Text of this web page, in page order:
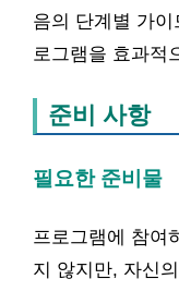
음의 단계별 가이
로그램을 효과적
준비 사항
필요한 준비물
프로그램에 참여
지 않지만, 자신